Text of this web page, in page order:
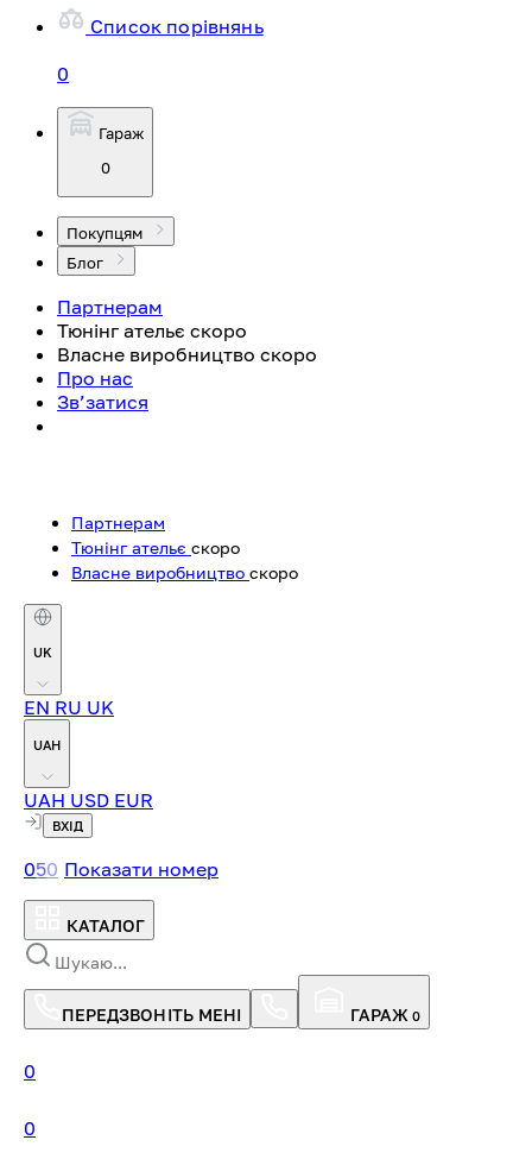
Список порівнянь
0
Гараж
0
Покупцям
Блог
Партнерам
Тюнінг ательє скоро
Власне виробництво скоро
Про нас
Зв’затися
Партнерам
Тюнінг ательє скоро
Власне виробництво скоро
UK
EN RU UK
UAH
UAH USD EUR
ВХІД
050 Показати номер
КАТАЛОГ
ПЕРЕДЗВОНІТЬ МЕНІ ГАРАЖ 0
0
0